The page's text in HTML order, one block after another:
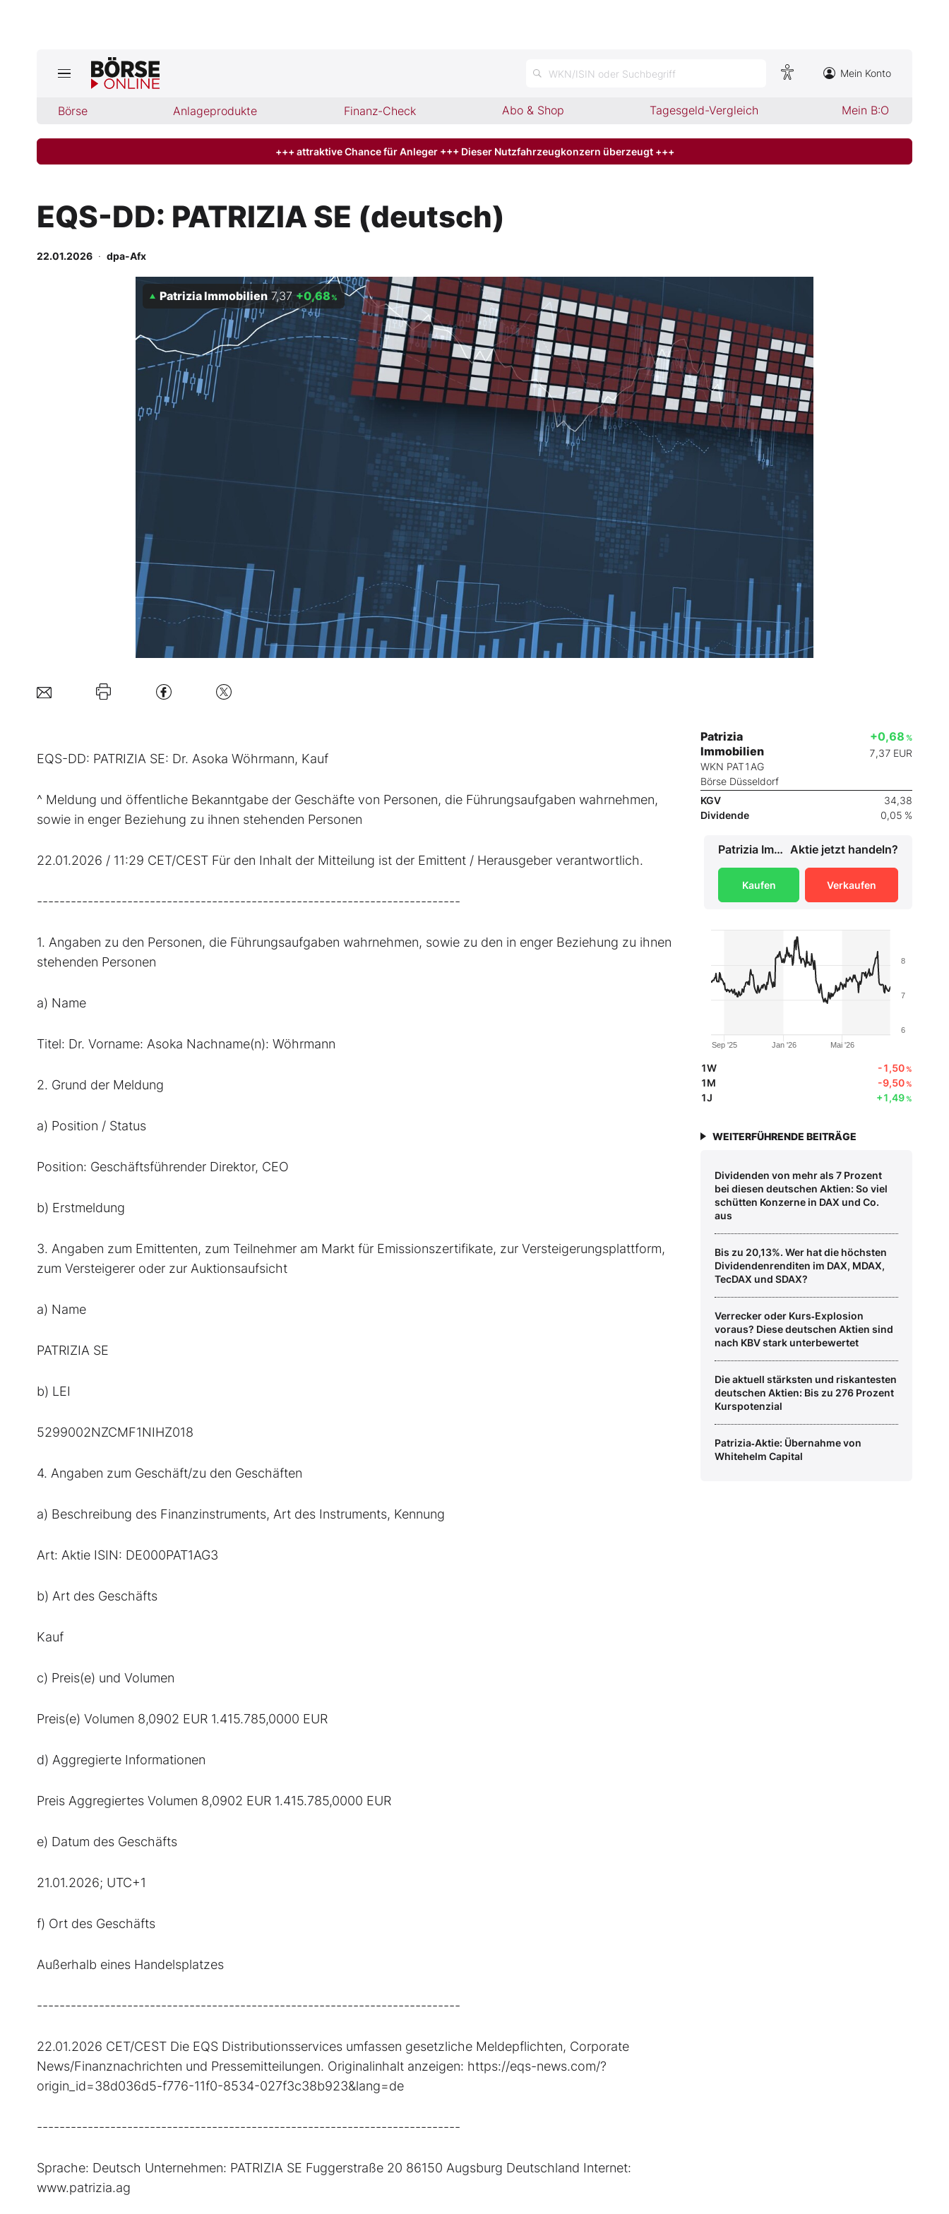
WKN/ISIN oder Suchbegriff Mein Konto
Börse Anlageprodukte Finanz-Check Abo & Shop Tagesgeld-Vergleich Mein B:O
Jetzt aktuelle Ausgabe BÖRSE ONLINE lesen
Finanz-Check
Abo & Shop
BO-Musterdepots
Experten
Mein B:O
Folgen Sie uns
+++ attraktive Chance für Anleger +++ Dieser Nutzfahrzeugkonzern überzeugt +++
EQS-DD: PATRIZIA SE (deutsch)
22.01.2026 · dpa-Afx
Patrizia Immobilien 7,37 +0,68 %
EQS-DD: PATRIZIA SE: Dr. Asoka Wöhrmann, Kauf
^ Meldung und öffentliche Bekanntgabe der Geschäfte von Personen, die Führungsaufgaben wahrnehmen,
sowie in enger Beziehung zu ihnen stehenden Personen
22.01.2026 / 11:29 CET/CEST Für den Inhalt der Mitteilung ist der Emittent / Herausgeber verantwortlich.
---------------------------------------------------------------------------
1. Angaben zu den Personen, die Führungsaufgaben wahrnehmen, sowie zu den in enger Beziehung zu ihnen
stehenden Personen
a) Name
Titel: Dr. Vorname: Asoka Nachname(n): Wöhrmann
2. Grund der Meldung
a) Position / Status
Position: Geschäftsführender Direktor, CEO
b) Erstmeldung
3. Angaben zum Emittenten, zum Teilnehmer am Markt für Emissionszertifikate, zur Versteigerungsplattform,
zum Versteigerer oder zur Auktionsaufsicht
a) Name
PATRIZIA SE
b) LEI
5299002NZCMF1NIHZ018
4. Angaben zum Geschäft/zu den Geschäften
a) Beschreibung des Finanzinstruments, Art des Instruments, Kennung
Art: Aktie ISIN: DE000PAT1AG3
b) Art des Geschäfts
Kauf
c) Preis(e) und Volumen
Preis(e) Volumen 8,0902 EUR 1.415.785,0000 EUR
d) Aggregierte Informationen
Preis Aggregiertes Volumen 8,0902 EUR 1.415.785,0000 EUR
e) Datum des Geschäfts
21.01.2026; UTC+1
f) Ort des Geschäfts
Außerhalb eines Handelsplatzes
---------------------------------------------------------------------------
22.01.2026 CET/CEST Die EQS Distributionsservices umfassen gesetzliche Meldepflichten, Corporate
News/Finanznachrichten und Pressemitteilungen. Originalinhalt anzeigen: https://eqs-news.com/?
origin_id=38d036d5-f776-11f0-8534-027f3c38b923&lang=de
---------------------------------------------------------------------------
Sprache: Deutsch Unternehmen: PATRIZIA SE Fuggerstraße 20 86150 Augsburg Deutschland Internet:
www.patrizia.ag
Patrizia
Immobilien
WKN PAT1AG
Börse Düsseldorf
+0,68 %
7,37 EUR
KGV
34,38
Dividende
0,05 %
Patrizia Immobilien Aktie jetzt handeln?
Kaufen Verkaufen
Jan '26
Sep '25 Mai '26
6
7
8
1W -1,50%
1M -9,50%
1J +1,49%
WEITERFÜHRENDE BEITRÄGE
Dividenden von mehr als 7 Prozent
bei diesen deutschen Aktien: So viel
schütten Konzerne in DAX und Co.
aus
Bis zu 20,13%. Wer hat die höchsten
Dividendenrenditen im DAX, MDAX,
TecDAX und SDAX?
Verrecker oder Kurs‑Explosion
voraus? Diese deutschen Aktien sind
nach KBV stark unterbewertet
Die aktuell stärksten und riskantesten
deutschen Aktien: Bis zu 276 Prozent
Kurspotenzial
Patrizia‑Aktie: Übernahme von
Whitehelm Capital